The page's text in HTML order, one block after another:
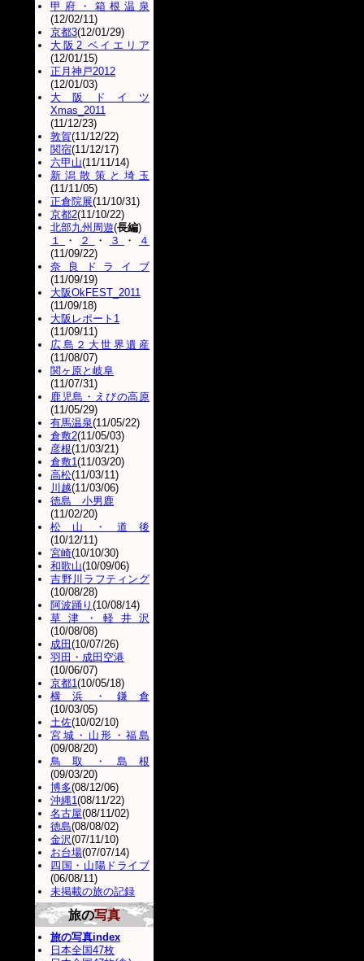
甲府・箱根温泉
(12/02/11)
京都3(12/01/29)
大阪2 ベイエリア
(12/01/15)
正月神戸2012
(12/01/03)
大阪ドイツ
Xmas_2011
(11/12/23)
敦賀(11/12/22)
関宿(11/12/17)
六甲山(11/11/14)
新潟散策と埼玉
(11/11/05)
正倉院展(11/10/31)
京都2(11/10/22)
北部九州周遊(長編)
１
・ ２ ・ ３ ・
４
(11/09/22)
奈良ドライブ
(11/09/19)
大阪OkFEST_2011
(11/09/18)
大阪レポート1
(11/09/11)
広島２大世界遺産
(11/08/07)
関ヶ原と岐阜
(11/07/31)
鹿児島・えびの高原
(11/05/29)
有馬温泉(11/05/22)
倉敷2(11/05/03)
彦根(11/03/21)
倉敷1(11/03/20)
高松(11/03/11)
川越(11/03/06)
徳島 小男鹿
(11/02/20)
松山・道後
(10/12/11)
宮崎(10/10/30)
和歌山(10/09/06)
吉野川ラフティング
(10/08/28)
阿波踊り (10/08/14)
草津・軽井沢
(10/08/08)
成田 (10/07/26)
羽田・成田空港
(10/06/07)
京都1(10/05/18)
横浜・鎌倉
(10/03/05)
土佐(10/02/10)
宮城・山形・福島
(09/08/20)
鳥取・島根
(09/03/20)
博多(08/12/06)
沖縄1(08/11/22)
名古屋(08/11/02)
徳島(08/08/02)
金沢(07/11/10)
お台場(07/07/14)
四国・山陽ドライブ
(06/08/11)
未掲載の旅の記録
旅の写真
旅の写真index
日本全国47枚